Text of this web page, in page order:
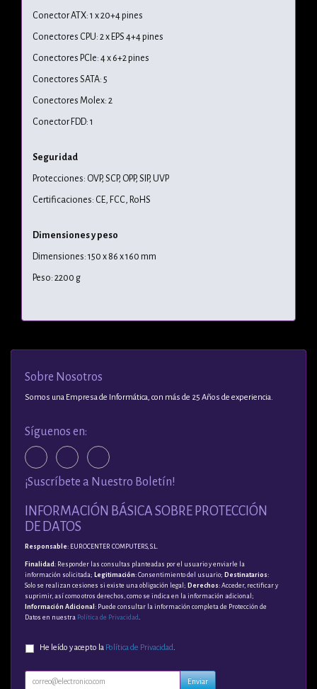
Conector ATX: 1 x 20+4 pines
Conectores CPU: 2 x EPS 4+4 pines
Conectores PCIe: 4 x 6+2 pines
Conectores SATA: 5
Conectores Molex: 2
Conector FDD: 1
Seguridad
Protecciones: OVP, SCP, OPP, SIP, UVP
Certificaciones: CE, FCC, RoHS
Dimensiones y peso
Dimensiones: 150 x 86 x 160 mm
Peso: 2200 g
Sobre Nosotros
Somos una Empresa de Informática, con más de 25 Años de experiencia.
Síguenos en:
¡Suscríbete a Nuestro Boletín!
INFORMACIÓN BÁSICA SOBRE PROTECCIÓN
DE DATOS
Responsable: EUROCENTER COMPUTERS, S.L.
Finalidad : Responder las consultas planteadas por el usuario y enviarle la
información solicitada; Legitimación: Consentimiento del usuario; Destinatarios:
Solo se realizan cesiones si existe una obligación legal; Derechos: Acceder, rectificar y
suprimir, así como otros derechos, como se indica en la información adicional;
Información Adicional : Puede consultar la información completa de Protección de
Datos en nuestra Política de Privacidad
He leído y acepto la Política de Privacidad.
Enviar